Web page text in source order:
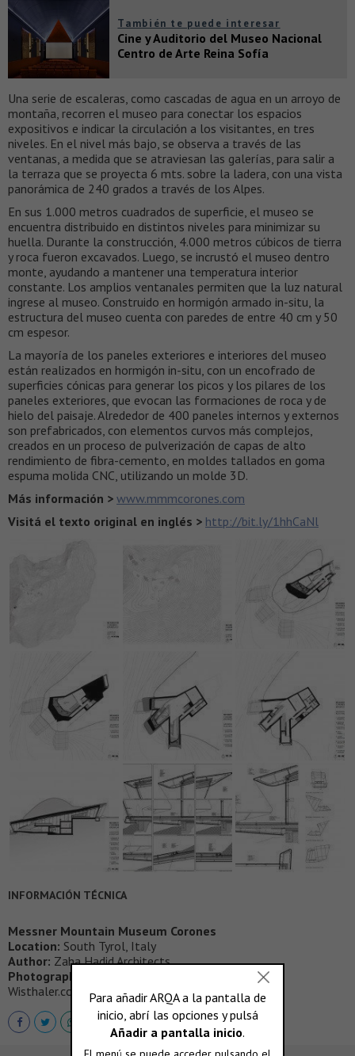
También te puede interesar
Cine y Auditorio del Museo Nacional
Centro de Arte Reina Sofía
Una serie de escaleras, como cascadas de agua en un arroyo de
montaña, recorren el museo para conectar los espacios
expositivos e indicar la circulación a los visitantes, en tres
niveles. En el nivel más bajo, se observa a través de las
ventanas, a medida que se atraviesan las galerías, para salir a
la terraza que se proyecta 6 mts. sobre la ladera, con una vista
panorámica de 240 grados a través de los Alpes.
En sus 1.000 metros cuadrados de superficie, el museo se
encuentra distribuido en distintos niveles para minimizar su
huella. Durante la construcción, 4.000 metros cúbicos de tierra
y roca fueron excavados. Luego, se incrustó el museo dentro
monte, ayudando a mantener una temperatura interior
constante. Los amplios ventanales permiten que la luz natural
ingrese al museo. Construido en hormigón armado in-situ, la
estructura del museo cuenta con paredes de entre 40 cm y 50
cm espesor.
La mayoría de los paneles exteriores e interiores del museo
están realizados en hormigón in-situ, con un encofrado de
superficies cónicas para generar los picos y los pilares de los
paneles exteriores, que evocan las formaciones de roca y de
hielo del paisaje. Alrededor de 400 paneles internos y externos
son prefabricados, con elementos curvos más complejos,
creados en un proceso de pulverización de capas de alto
rendimiento de fibra-cemento, en moldes tallados en goma
espuma molida CNC, utilizando un molde 3D.
Más información > www.mmmcorones.com
Visitá el texto original en inglés > http://bit.ly/1hhCaNl
INFORMACIÓN TÉCNICA
Messner Mountain Museum Corones
Location: South Tyrol, Italy
Author: Zaha Hadid Architects
Photography:
- © inexhibit.com - © Luke Hayes - ©
Wisthaler.com - © Werner Huthmacher